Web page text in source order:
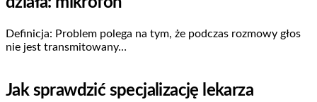
Definicja: Problem polega na tym, że podczas rozmowy głos
nie jest transmitowany…
Jak sprawdzić specjalizację lekarza